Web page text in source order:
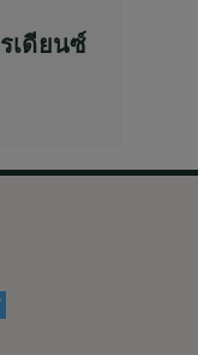
เดียนซ์